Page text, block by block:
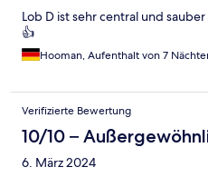
Lob D ist sehr central und
👍
Hooman, Aufenthalt von 7
Verifizierte Bewertung
10/10 –
6. März 2024